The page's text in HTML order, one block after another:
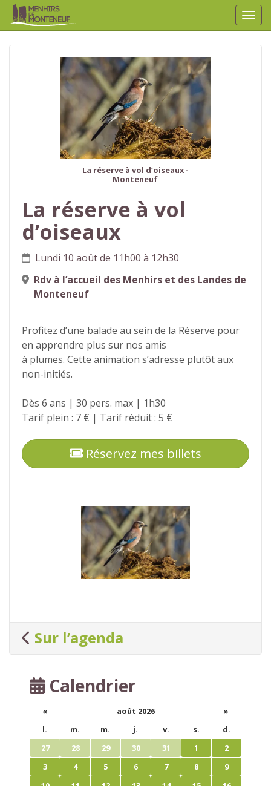
La réserve à vol d’oiseaux -
Monteneuf
La réserve à vol
d’oiseaux
Lundi 10 août de 11h00 à 12h30
Rdv à l’accueil des Menhirs et des Landes de
Monteneuf
Profitez d’une balade au sein de la Réserve pour
en apprendre plus sur nos amis
à plumes. Cette animation s’adresse plutôt aux
non-initiés.
Dès 6 ans | 30 pers. max | 1h30
Tarif plein : 7 € | Tarif réduit : 5 €
Réservez mes billets
Photos
Sur l’agenda
Calendrier
« août 2026
»
l.
m. m. j. v. s.
d.
27
28 29 30 31 1
2
3
4 5 6 7 8
9